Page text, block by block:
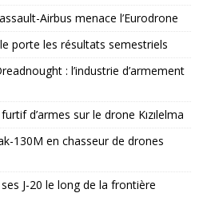
Airbus menace l’Eurodrone
porte les résultats semestriels
: l’industrie d’armement
d’armes sur le drone Kızılelma
130M en chasseur de drones
J-20 le long de la frontière